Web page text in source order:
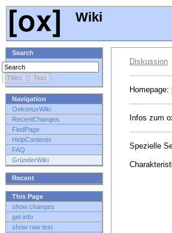
Wiki
Search
Navigation
OekonuxWiki
RecentChanges
FindPage
HelpContents
FAQ
GründerWiki
Recent
This Page
show changes
get info
show raw text
Diskussion
Homepage:
Infos zum
Spezielle